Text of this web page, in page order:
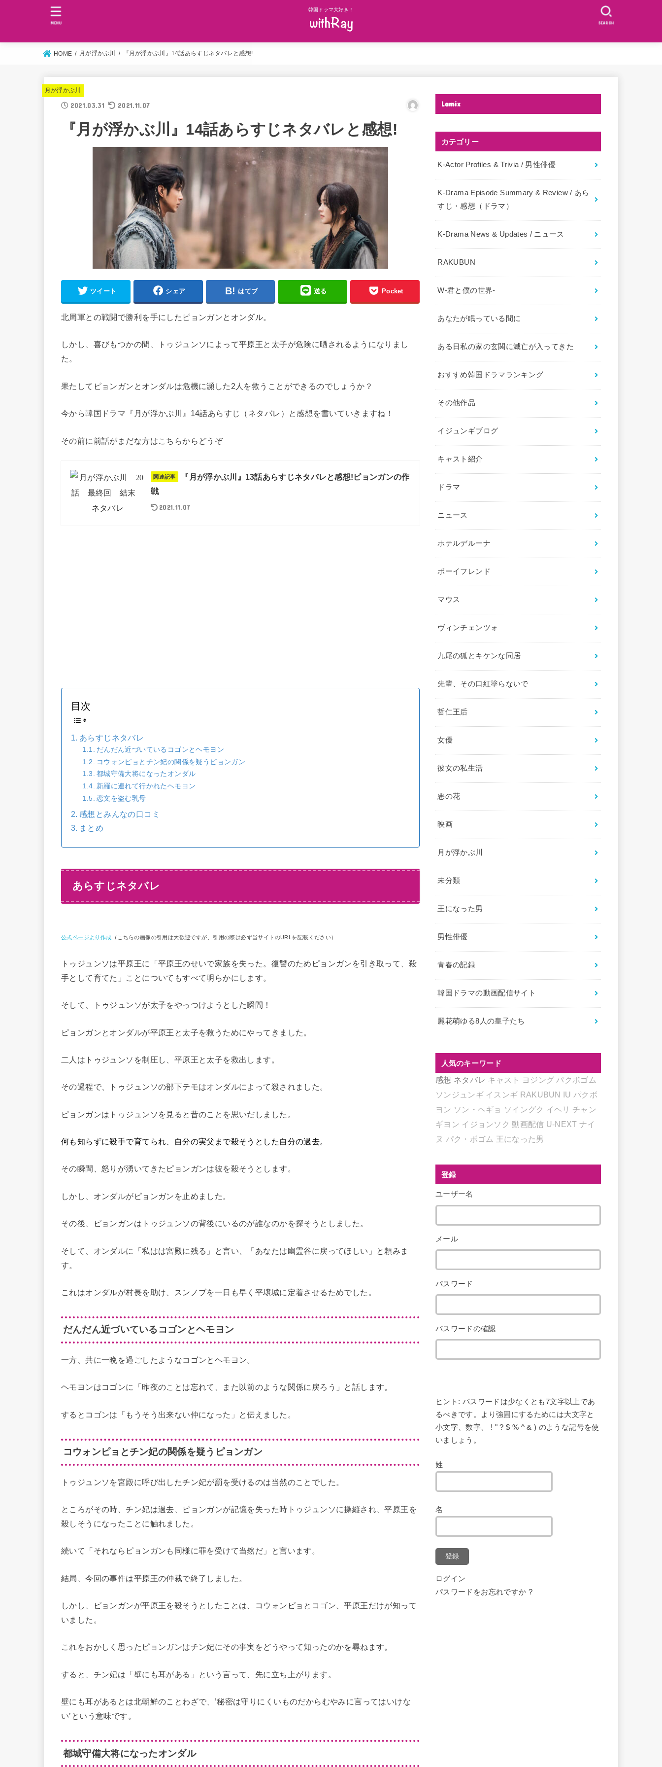
韓国ドラマ大好き！
SEARCH
MENU
HOME 月が浮かぶ川 『月が浮かぶ川』14話あらすじネタバレと感想!
月が浮かぶ川
2021.03.31 2021.11.07
『月が浮かぶ川』14話あらすじネタバレと感想!
ツイート シェア はてブ 送る Pocket
北周軍との戦闘で勝利を手にしたピョンガンとオンダル。
しかし、喜びもつかの間、トゥジュンソによって平原王と太子が危険に晒されるようになりまし
た。
果たしてピョンガンとオンダルは危機に瀕した2人を救うことができるのでしょうか？
今から韓国ドラマ『月が浮かぶ川』14話あらすじ（ネタバレ）と感想を書いていきますね！
その前に前話がまだな方はこちらからどうぞ
関連記事
『月が浮かぶ川』13話あらすじネタバレと感想!ピョンガンの作
戦
2021.11.07
目次
あらすじネタバレ
だんだん近づいているコゴンとヘモヨン
コウォンピョとチン妃の関係を疑うピョンガン
都城守備大将になったオンダル
新羅に連れて行かれたヘモヨン
恋文を盗む乳母
感想とみんなの口コミ
まとめ
あらすじネタバレ
公式ページより作成 （こちらの画像の引用は大歓迎ですが、引用の際は必ず当サイトのURLを記載ください）
トゥジュンソは平原王に「平原王のせいで家族を失った。復讐のためピョンガンを引き取って、殺
手として育てた」ことについてもすべて明らかにします。
そして、トゥジュンソが太子をやっつけようとした瞬間！
ピョンガンとオンダルが平原王と太子を救うためにやってきました。
二人はトゥジュンソを制圧し、平原王と太子を救出します。
その過程で、トゥジュンソの部下テモはオンダルによって殺されました。
ピョンガンはトゥジュンソを見ると昔のことを思いだしました。
何も知らずに殺手で育てられ、自分の実父まで殺そうとした自分の過去。
その瞬間、怒りが湧いてきたピョンガンは彼を殺そうとします。
しかし、オンダルがピョンガンを止めました。
その後、ピョンガンはトゥジュンソの背後にいるのが誰なのかを探そうとしました。
そして、オンダルに「私はは宮殿に残る」と言い、「あなたは幽霊谷に戻ってほしい」と頼みま
す。
これはオンダルが村長を助け、スンノブを一日も早く平壌城に定着させるためでした。
だんだん近づいているコゴンとヘモヨン
一方、共に一晩を過ごしたようなコゴンとヘモヨン。
ヘモヨンはコゴンに「昨夜のことは忘れて、また以前のような関係に戻ろう」と話します。
するとコゴンは「もうそう出来ない仲になった」と伝えました。
コウォンピョとチン妃の関係を疑うピョンガン
トゥジュンソを宮殿に呼び出したチン妃が罰を受けるのは当然のことでした。
ところがその時、チン妃は過去、ピョンガンが記憶を失った時トゥジュンソに操縦され、平原王を
殺しそうになったことに触れました。
続いて「それならピョンガンも同様に罪を受けて当然だ」と言います。
結局、今回の事件は平原王の仲裁で終了しました。
しかし、ピョンガンが平原王を殺そうとしたことは、コウォンピョとコゴン、平原王だけが知って
いました。
これをおかしく思ったピョンガンはチン妃にその事実をどうやって知ったのかを尋ねます。
すると、チン妃は「壁にも耳がある」という言って、先に立ち上がります。
壁にも耳があるとは北朝鮮のことわざで、’秘密は守りにくいものだからむやみに言ってはいけな
い’という意味です。
都城守備大将になったオンダル
Lamix
カテゴリー
K-Actor Profiles & Trivia / 男性俳優
K-Drama Episode Summary & Review / あら
すじ・感想（ドラマ）
K-Drama News & Updates / ニュース
RAKUBUN
W-君と僕の世界-
あなたが眠っている間に
ある日私の家の玄関に滅亡が入ってきた
おすすめ韓国ドラマランキング
その他作品
イジュンギブログ
キャスト紹介
ドラマ
ニュース
ホテルデルーナ
ボーイフレンド
マウス
ヴィンチェンツォ
九尾の狐とキケンな同居
先輩、その口紅塗らないで
哲仁王后
女優
彼女の私生活
悪の花
映画
月が浮かぶ川
未分類
王になった男
男性俳優
青春の記録
韓国ドラマの動画配信サイト
麗花萌ゆる8人の皇子たち
人気のキーワード
感想 ネタバレ キャスト ヨジング パクボゴム
ソンジュンギ イスンギ RAKUBUN IU パクボ
ヨン ソン・ヘギョ ソイングク イヘリ チャン
ギヨン イジョンソク 動画配信 U-NEXT ナイ
ヌ パク・ボゴム 王になった男
登録
ユーザー名
メール
パスワード
パスワードの確認
ヒント: パスワードは少なくとも7文字以上であ
るべきです。より強固にするためには大文字と
小文字、数字、 ! " ? $ % ^ & ) のような記号を使
いましょう。
姓
名
登録
ログイン
パスワードをお忘れですか ?